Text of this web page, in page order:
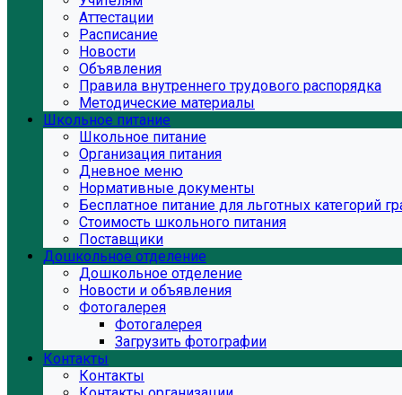
Аттестации
Расписание
Новости
Объявления
Правила внутреннего трудового распорядка
Методические материалы
Школьное питание
Школьное питание
Организация питания
Дневное меню
Нормативные документы
Бесплатное питание для льготных категорий
Стоимость школьного питания
Поставщики
Дошкольное отделение
Дошкольное отделение
Новости и объявления
Фотогалерея
Фотогалерея
Загрузить фотографии
Контакты
Контакты